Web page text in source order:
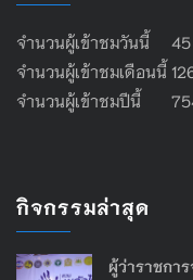
จำนวนผู้เข้าชมวันนี้ 45
จำนวนผู้เข้าชมเดือนนี้
จำนวนผู้เข้าชมปีนี้
กิจกรรมล่าสุด
ผู้ว่าราชกา